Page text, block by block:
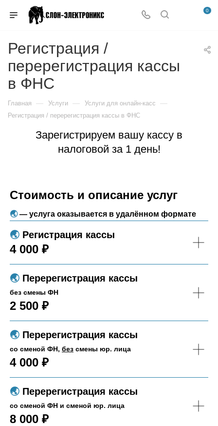
0
Регистрация /
перерегистрация кассы
в ФНС
Главная — Услуги — Услуги для онлайн-касс —
Регистрация / перерегистрация кассы в ФНС
Зарегистрируем вашу кассу в
налоговой за 1 день!
Стоимость и описание услуг
🌏︎— услуга оказывается в удалённом формате
🌏︎ Регистрация кассы
4 000 ₽
🌏︎ Перерегистрация кассы
без смены ФН
2 500 ₽
🌏︎ Перерегистрация кассы
со сменой ФН, без смены юр. лица
4 000 ₽
🌏︎ Перерегистрация кассы
со сменой ФН и сменой юр. лица
8 000 ₽